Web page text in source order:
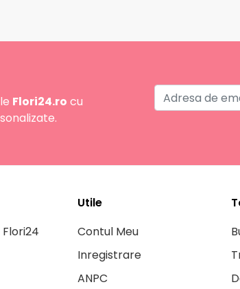
Flori24.ro cu
Utile
Contul Meu
Inregistrare
ANPC